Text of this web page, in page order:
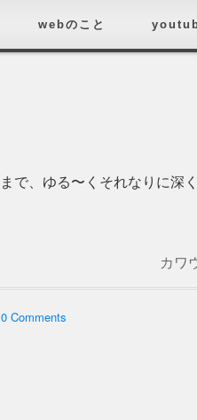
webのこと
で、ゆる〜くそれなりに深
カワ
0 Comments